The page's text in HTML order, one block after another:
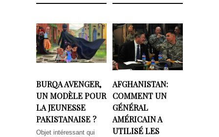
BURQA AVENGER,
UN MODÈLE POUR
LA JEUNESSE
PAKISTANAISE ?
Objet intéressant qui
AFGHANISTAN:
COMMENT UN
GÉNÉRAL
AMÉRICAIN A
UTILISÉ LES